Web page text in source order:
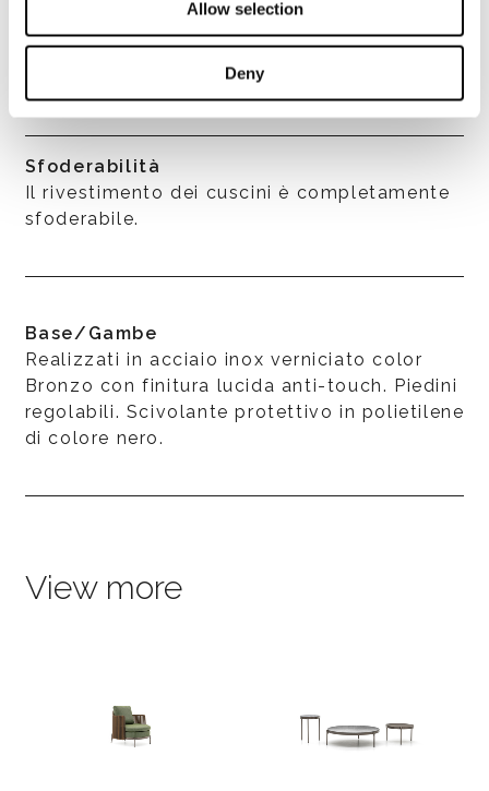
Allow selection
Deny
idrorepellenti e pertanto idonei all’utilizzo
Sfoderabilità
Il rivestimento dei cuscini è completamente
sfoderabile.
Base/Gambe
Realizzati in acciaio inox verniciato color
Bronzo con finitura lucida anti-touch. Piedini
regolabili. Scivolante protettivo in polietilene
di colore nero.
View more